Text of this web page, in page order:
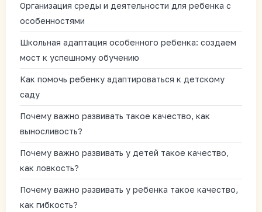
Организация среды и деятельности для ребенка с
особенностями
Школьная адаптация особенного ребенка: создаем
мост к успешному обучению
Как помочь ребенку адаптироваться к детскому
саду
Почему важно развивать такое качество, как
выносливость?
Почему важно развивать у детей такое качество,
как ловкость?
Почему важно развивать у ребенка такое качество,
как гибкость?